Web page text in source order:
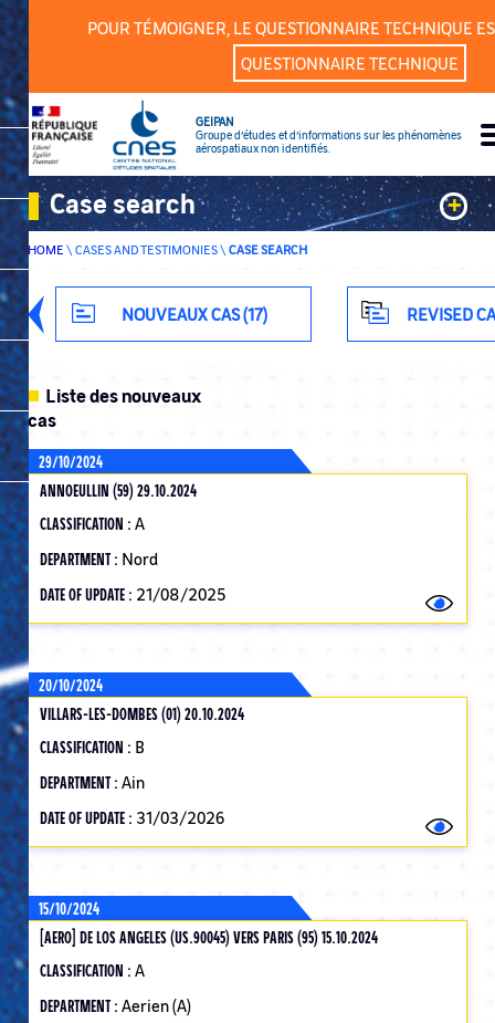
POUR TÉMOIGNER, LE QUESTIONNAIRE TECHNIQUE
QUESTIONNAIRE TECHNIQUE
GEIPAN
Groupe d’études et d’informations sur les phénomènes
aérospatiaux non identifiés.
Case search +
Keywords
Classification
ADVANCED SEARCH
NOUVEAUX CAS (17) REVISED
HOME \ CASES AND TESTIMONIES\ CASE SEARCH
Liste des nouveaux
cas
29/10/2024
ANNOEULLIN (59) 29.10.2024
CLASSIFICATION : A
DEPARTMENT : Nord
DATE OF UPDATE : 21/08/2025
20/10/2024
VILLARS-LES-DOMBES (01) 20.10.2024
CLASSIFICATION : B
DEPARTMENT : Ain
DATE OF UPDATE : 31/03/2026
15/10/2024
[AERO] DE LOS ANGELES (US.90045) VERS PARIS (95) 15.10.2024
CLASSIFICATION : A
DEPARTMENT : Aerien (A)